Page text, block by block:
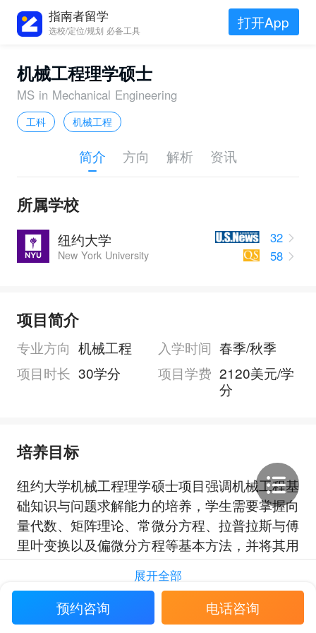
指南者留学
选校/定位/规划 必备工具 打开App
机械工程理学硕士
MS in Mechanical Engineering
工科 机械工程
简介 方向 解析 资讯
所属学校
纽约大学
New York University
32
58
项目简介
专业方向 机械工程 入学时间 春季/秋季
项目时长 30学分 项目学费 2120美元/学
分
培养目标
纽约大学机械工程理学硕士项目强调机械工程基
础知识与问题求解能力的培养，学生需要掌握向
量代数、矩阵理论、常微分方程、拉普拉斯与傅
里叶变换以及偏微分方程等基本方法，并将其用
于工程问题分析与计算。
项目还侧重于热力学、流体力学、传热、固体力
学与机械系统建模等方向的系统训练，帮助学生
形成对能源系统、结构系统以及线性机械系统的
展开全部
申请要求
预约咨询 电话咨询